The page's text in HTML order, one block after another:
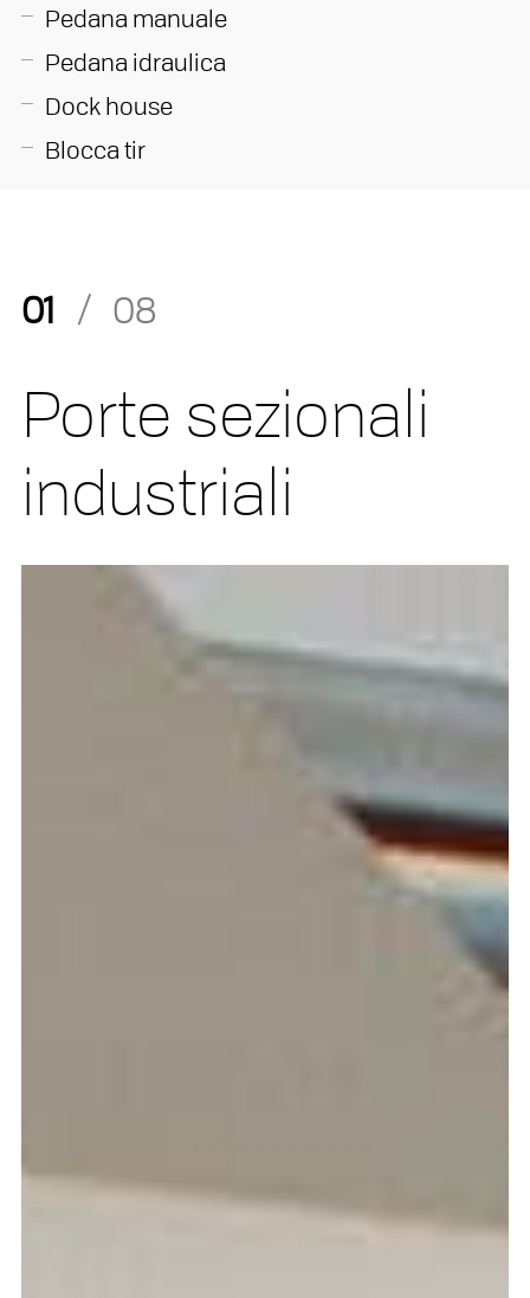
Pedana manuale
Pedana idraulica
Dock house
Blocca tir
01 / 08
Porte sezionali
industriali